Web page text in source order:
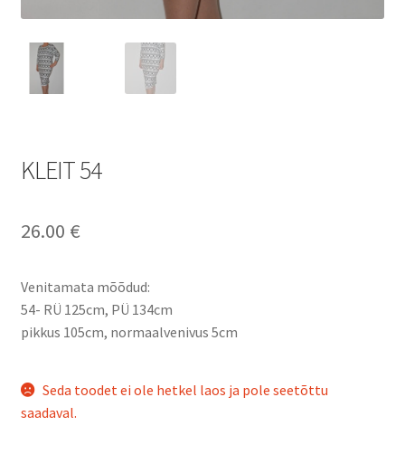
KLEIT 54
26.00 €
Venitamata mõõdud:
54- RÜ 125cm, PÜ 134cm
pikkus 105cm, normaalvenivus 5cm
Seda toodet ei ole hetkel laos ja pole seetõttu
saadaval.